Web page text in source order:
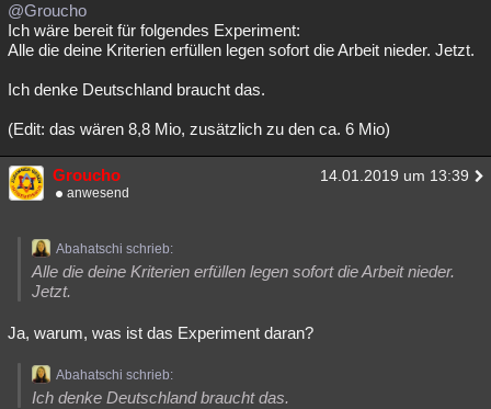
@Groucho
Ich wäre bereit für folgendes Experiment:
Alle die deine Kriterien erfüllen legen sofort die Arbeit nieder. Jetzt.
Ich denke Deutschland braucht das.
(Edit: das wären 8,8 Mio, zusätzlich zu den ca. 6 Mio)
Groucho 14.01.2019 um 13:39
anwesend
Abahatschi schrieb:
Alle die deine Kriterien erfüllen legen sofort die Arbeit nieder.
Jetzt.
Ja, warum, was ist das Experiment daran?
Abahatschi schrieb:
Ich denke Deutschland braucht das.